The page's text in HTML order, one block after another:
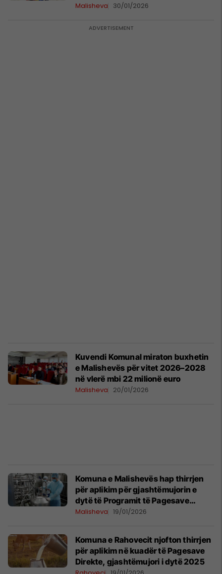
Malishevë
Malisheva 30/01/2026
Kuvendi Komunal miraton buxhetin
e Malishevës për vitet 2026–2028
në vlerë mbi 22 milionë euro
Malisheva 20/01/2026
Komuna e Malishevës hap thirrjen
për aplikim për gjashtëmujorin e
dytë të Programit të Pagesave
Direkte 2025
Malisheva 19/01/2026
Komuna e Rahovecit njofton thirrjen
për aplikim në kuadër të Pagesave
Direkte, gjashtëmujori i dytë 2025